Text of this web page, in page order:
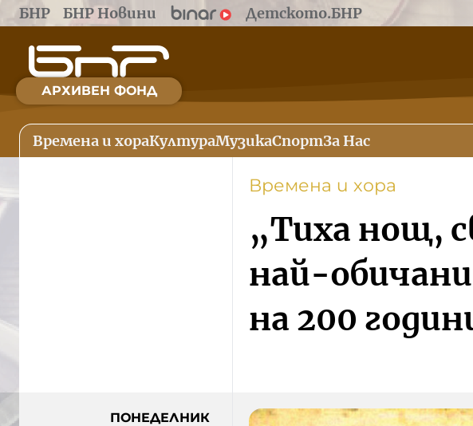
БНР БНР Новини Детското.БНР
АРХИВЕН ФОНД
Времена и хораКултураМузикаСпортЗа Нас
Времена и хора
„Тиха нощ,
най-
на 200
ПОНЕДЕЛНИК